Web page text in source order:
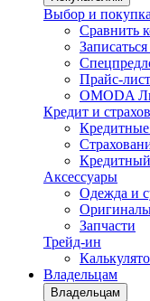
Выбор и покупка
Сравнить
Прайс-
OMODA
Кредит и
Кредитный
Аксессуары
Одежда и
Запчасти
Трейд-ин
Владельцам
Владельцам